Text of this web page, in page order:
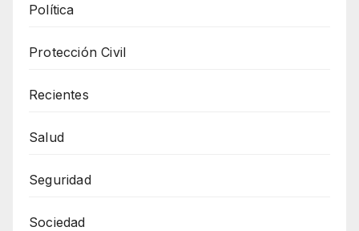
Política
Protección Civil
Recientes
Salud
Seguridad
Sociedad